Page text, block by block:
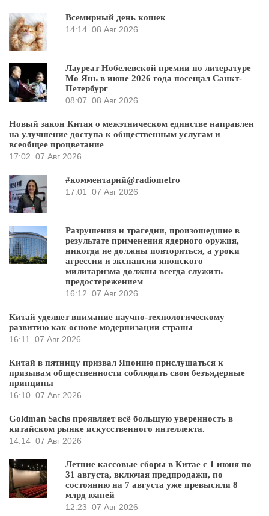
Всемирный день кошек
14:14 08 Авг 2026
Лауреат Нобелевской премии по литературе
Мо Янь в июне 2026 года посещал Санкт-
Петербург
08:07 08 Авг 2026
Новый закон Китая о межэтническом единстве направлен
на улучшение доступа к общественным услугам и
всеобщее процветание
17:02 07 Авг 2026
#комментарий@radiometro
17:01
07 Авг 2026
Разрушения и трагедии, произошедшие в
результате применения ядерного оружия,
никогда не должны повториться, а уроки
агрессии и экспансии японского
милитаризма должны всегда служить
предостережением
16:12 07 Авг 2026
Китай уделяет внимание научно-технологическому
развитию как основе модернизации страны
16:11
07 Авг 2026
Китай в пятницу призвал Японию прислушаться к
призывам общественности соблюдать свои безъядерные
принципы
16:10 07 Авг 2026
Goldman Sachs проявляет всё большую уверенность в
китайском рынке искусственного интеллекта.
14:14 07 Авг 2026
Летние кассовые сборы в Китае с 1 июня по
31 августа, включая предпродажи, по
состоянию на 7 августа уже превысили 8
млрд юаней
12:23 07 Авг 2026